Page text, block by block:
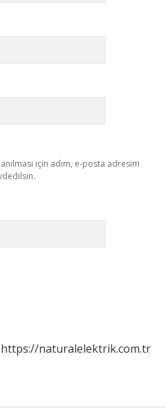
için adım, e-posta adresim
https://naturalelektrik.com.tr